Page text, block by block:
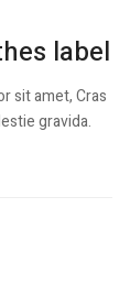
label
sit amet, Cras
gravida.